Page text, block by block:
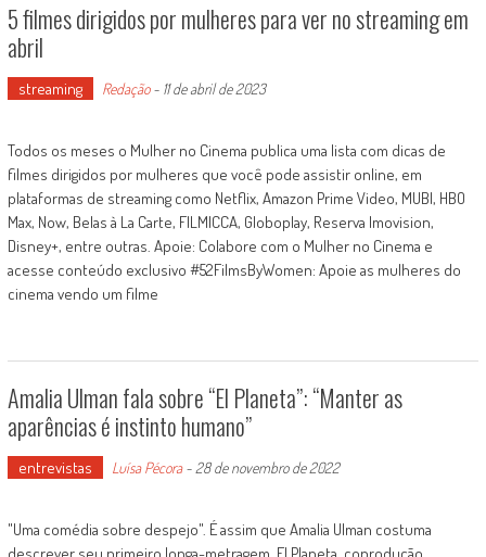
5 filmes dirigidos por mulheres para ver no streaming em
abril
streaming Redação- 11 de abril de 2023
Todos os meses o Mulher no Cinema publica uma lista com dicas de
filmes dirigidos por mulheres que você pode assistir online, em
plataformas de streaming como Netflix, Amazon Prime Video, MUBI, HBO
Max, Now, Belas à La Carte, FILMICCA, Globoplay, Reserva Imovision,
Disney+, entre outras. Apoie: Colabore com o Mulher no Cinema e
acesse conteúdo exclusivo #52FilmsByWomen: Apoie as mulheres do
cinema vendo um filme
Amalia Ulman fala sobre “El Planeta”: “Manter as
aparências é instinto humano”
entrevistas Luísa Pécora- 28 de novembro de 2022
"Uma comédia sobre despejo". É assim que Amalia Ulman costuma